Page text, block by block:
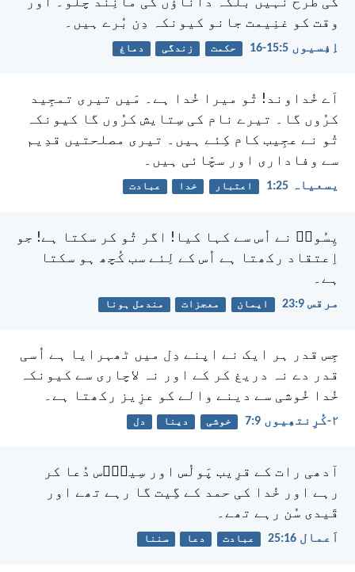
وقت کو غنِیمت جانو کیونکہ دِن بُرے ہیں۔
اِفِسیوں 5:‏15-‏16 حکمت زندگی دماغ
اَے خُداوند! تُو میرا خُدا ہے۔ مَیں تیری تمجِید
کرُوں گا۔ تیرے نام کی سِتایش کرُوں گا کیونکہ
تُو نے عجِیب کام کِئے ہیں۔ تیری مصلحتیں قدِیم
سے وفاداری اور سچّائی ہیں۔
یسعیاہ 25:‏1 اعتبار خدا عبادت
یِسُوعؔ نے اُس سے کہا کیا! اگر تُو کر سکتا ہے! جو
اِعتقاد رکھتا ہے اُس کے لِئے سب کُچھ ہو سکتا
ہے۔
مرقس 9:‏23 ایمان معجزات مندمل ہونا
جِس قدر ہر ایک نے اپنے دِل میں ٹھہرایا ہے اُسی
قدر دے نہ دریغ کر کے اور نہ لاچاری سے کیونکہ
خُدا خُوشی سے دینے والے کو عزِیز رکھتا ہے۔
۲-کُرِنتھِیوں 9:‏7 خوشی دینا دل
آدھی رات کے قرِیب پَولُس اور سِیلاؔس دُعا کر
رہے اور خُدا کی حمد کے گِیت گا رہے تھے اور
قَیدی سُن رہے تھے۔
اَعمال 16:‏25 عبادت دعا سننا